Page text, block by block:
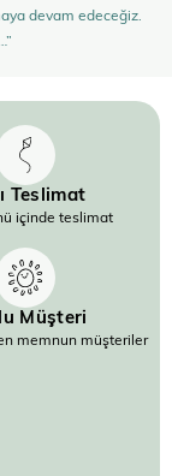
devam edeceğiz.
Teslimat
içinde teslimat
Müşteri
memnun müşteriler